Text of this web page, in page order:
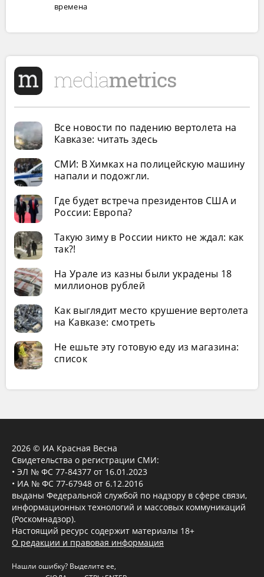
времена
Все новости по падению вертолета на
Кавказе: читать здесь
СМИ: В Химках на полицейскую машину
напали и подожгли.
Где будет встреча президентов США и
России: Европа?
Такую зиму в России никто не ждал: как
так?!
На Урале из казны были украдены 18
миллионов рублей
Как выглядит место крушение вертолета
на Кавказе: смотреть
Не ешьте эту готовую еду из магазина:
список
2026 © ИА Красная Весна
Свидетельства о регистрации СМИ:
• ЭЛ № ФС 77-84377 от 16.01.2023
• ИА № ФС 77-67948 от 6.12.2016
выданы Федеральной службой по надзору в сфере связи,
информационных технологий и массовых коммуникаций
(Роскомнадзор).
Настоящий ресурс содержит материалы 18+
О редакции и правовая информация
Нашли ошибку? Выделите ее,